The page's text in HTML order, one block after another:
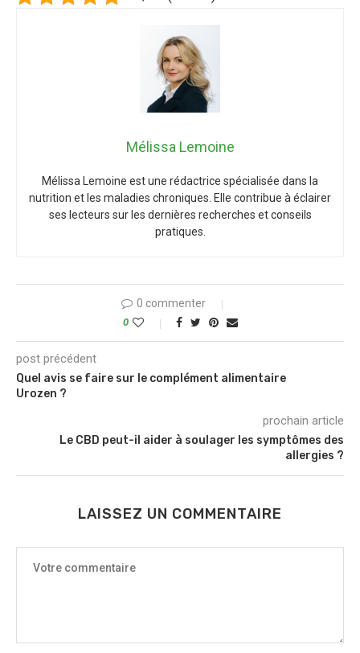
Mélissa Lemoine
Mélissa Lemoine est une rédactrice spécialisée dans la
nutrition et les maladies chroniques. Elle contribue à éclairer
ses lecteurs sur les dernières recherches et conseils
pratiques.
0 commenter
0
post précédent
Quel avis se faire sur le complément alimentaire
Urozen ?
prochain article
Le CBD peut-il aider à soulager les symptômes des
allergies ?
LAISSEZ UN COMMENTAIRE